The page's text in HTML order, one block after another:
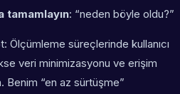
tamamlayın: “neden böyle oldu?”
Ölçümleme süreçlerinde kullanıcı
veri minimizasyonu ve erişim
Benim “en az sürtüşme”